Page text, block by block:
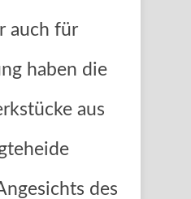
auch für
haben die
aus
des